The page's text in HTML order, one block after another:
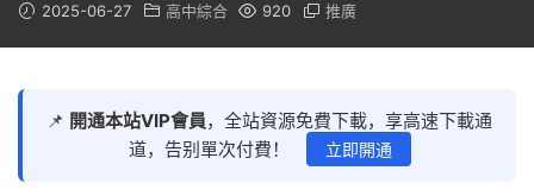
2025-06-27 高中綜合 920 推廣
📌 開通本站VIP會員，全站資源免費下載，享高速下載通
道，告别單次付費！
立即開通